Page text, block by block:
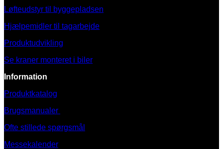
Løfteudstyr til byggepladsen
Hjælpemidler til tagarbejde
Produktudvikling
Se kraner monteret i biler
Information
Produktkatalog
Brugsmanualer
Ofte stillede spørgsmål
Messekalender